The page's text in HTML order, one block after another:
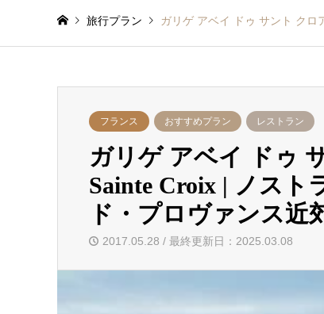
旅行プラン ガリゲ アベイ ドゥ サント ク
フランス おすすめプラン レストラン
ガリゲ アベイ ドゥ
Sainte Croix | ノスト
ド・プロヴァンス
2017.05.28 / 最終更新日：2025.03.08